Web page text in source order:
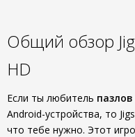
Общий обзор
HD
Если ты любитель пазлов
Android-устройства, то
что тебе нужно. Этот